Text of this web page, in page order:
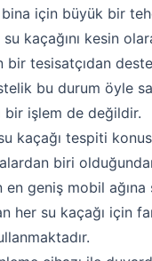
için büyük bir
kaçağını kesin
bir tesisatçıdan
bu durum öyle
bir işlem de değildir.
kaçağı tespiti
biri
en geniş mobil ağına
her su kaçağı için